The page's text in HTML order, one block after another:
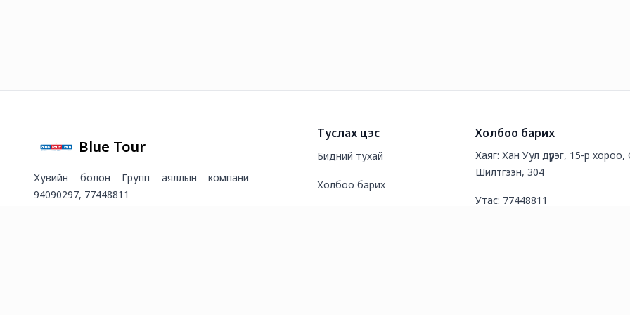
Blue Tour
Хувийн болон Групп аяллын компани
94090297, 77448811
Туслах цэс
Бидний тухай
Холбоо барих
Холбоо барих
Хаяг: Хан Уул дүүрэг, 15-р хороо,
Шилтгээн, 304
Утас: 77448811